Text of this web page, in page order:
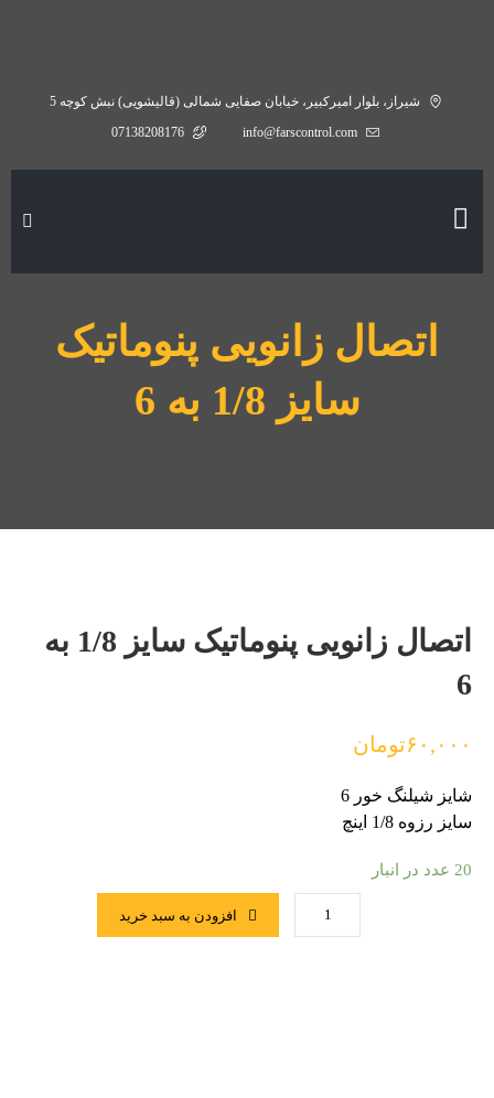
شیراز، بلوار امیرکبیر، خیابان صفایی شمالی (قالیشویی) نبش کوچه 5
info@farscontrol.com
07138208176
اتصال زانویی پنوماتیک
سایز 1/8 به 6
اتصال زانویی پنوماتیک سایز 1/8 به
6
۶۰,۰۰۰تومان
شایز شیلنگ خور 6
سایز رزوه 1/8 اینچ
20 عدد در انبار
افزودن به سبد خرید